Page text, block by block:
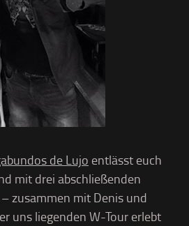
de Lujo entlässt euch
mit drei abschließenden
zusammen mit Denis und
uns liegenden W-Tour erlebt